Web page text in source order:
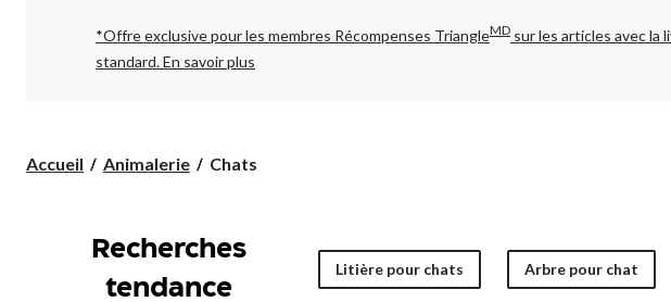
pour
changer
*Offre exclusive pour les membres Récompenses TriangleMD sur les articles avec la
standard.En savoir plus
Accueil Animalerie Chats
Chats
Recherches
tendance
Litière pour chats Arbre pour chat